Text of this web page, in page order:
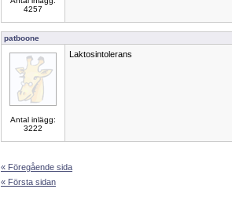
4257
patboone
Antal inlägg:
3222
Laktosintolerans
« Föregående sida
« Första sidan